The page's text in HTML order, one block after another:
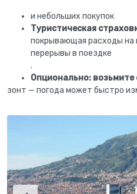
и небольших покупок
Туристическая
покрывающая расходы на
перерывы в поездке
.
Опционально: возьмите
зонт — погода может быстро